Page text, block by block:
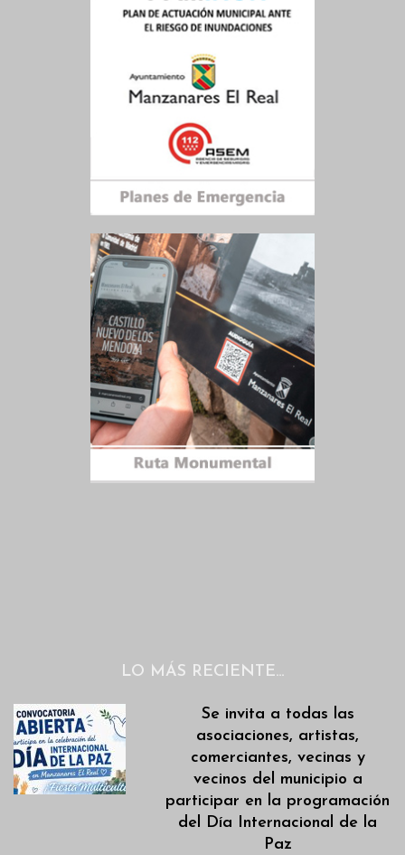
LO MÁS RECIENTE…
Se invita a todas las
asociaciones, artistas,
comerciantes, vecinas y
vecinos del municipio a
participar en la programación
del Día Internacional de la
Paz